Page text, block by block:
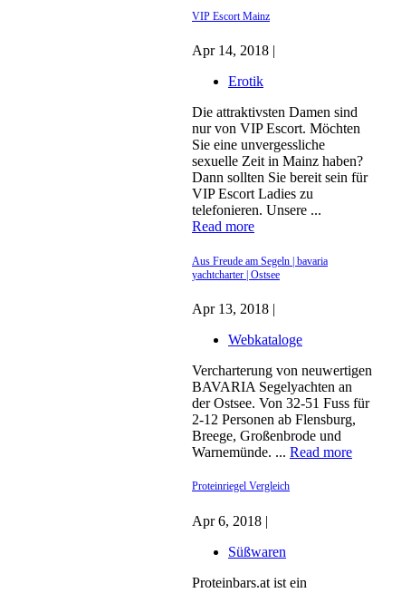
VIP Escort Mainz
Apr 14, 2018 |
Erotik
Die attraktivsten Damen sind
nur von VIP Escort. Möchten
Sie eine unvergessliche
sexuelle Zeit in Mainz haben?
Dann sollten Sie bereit sein für
VIP Escort Ladies zu
telefonieren. Unsere ...
Read more
Aus Freude am Segeln | bavaria
yachtcharter | Ostsee
Apr 13, 2018 |
Webkataloge
Vercharterung von neuwertigen
BAVARIA Segelyachten an
der Ostsee. Von 32-51 Fuss für
2-12 Personen ab Flensburg,
Breege, Großenbrode und
Warnemünde. ... Read more
Proteinriegel Vergleich
Apr 6, 2018 |
Süßwaren
Proteinbars.at ist ein